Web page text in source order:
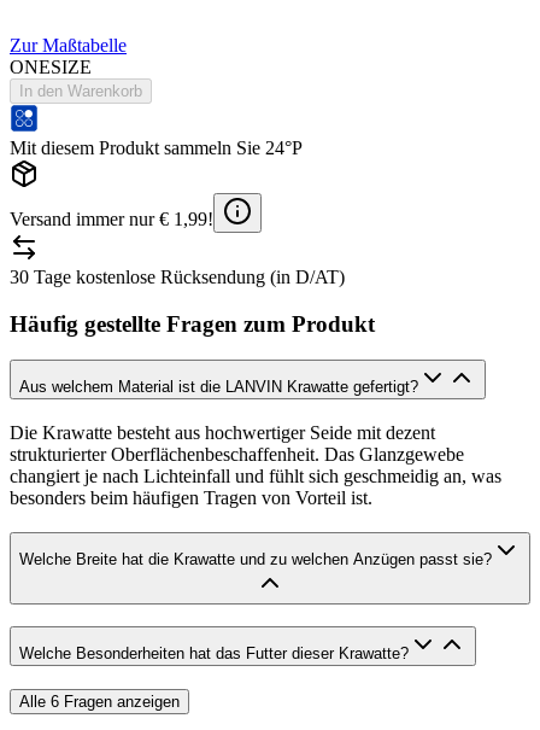
Zur Maßtabelle
ONESIZE
In den Warenkorb
Mit diesem Produkt sammeln Sie 24°P
Versand immer nur € 1,99!
30 Tage kostenlose Rücksendung (in D/AT)
Häufig gestellte Fragen zum Produkt
Aus welchem Material ist die LANVIN Krawatte gefertigt?
Die Krawatte besteht aus hochwertiger Seide mit dezent
strukturierter Oberflächenbeschaffenheit. Das Glanzgewebe
changiert je nach Lichteinfall und fühlt sich geschmeidig an, was
besonders beim häufigen Tragen von Vorteil ist.
Welche Breite hat die Krawatte und zu welchen Anzügen passt sie?
Welche Besonderheiten hat das Futter dieser Krawatte?
Alle 6 Fragen anzeigen